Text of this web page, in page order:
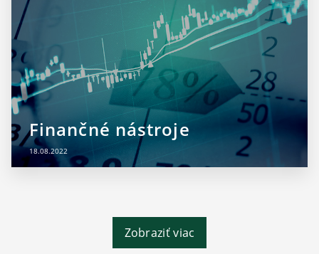
Finančné nástroje
18.08.2022
Zobraziť viac